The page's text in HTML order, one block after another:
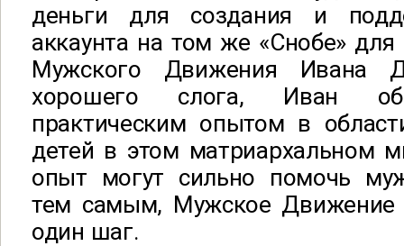
деньги для создания и
аккаунта на том же «Снобе» для
Мужского Движения Ивана
хорошего слога, Иван
практическим опытом в
детей в этом матриархальном
опыт могут сильно помочь
тем самым, Мужское
один шаг.